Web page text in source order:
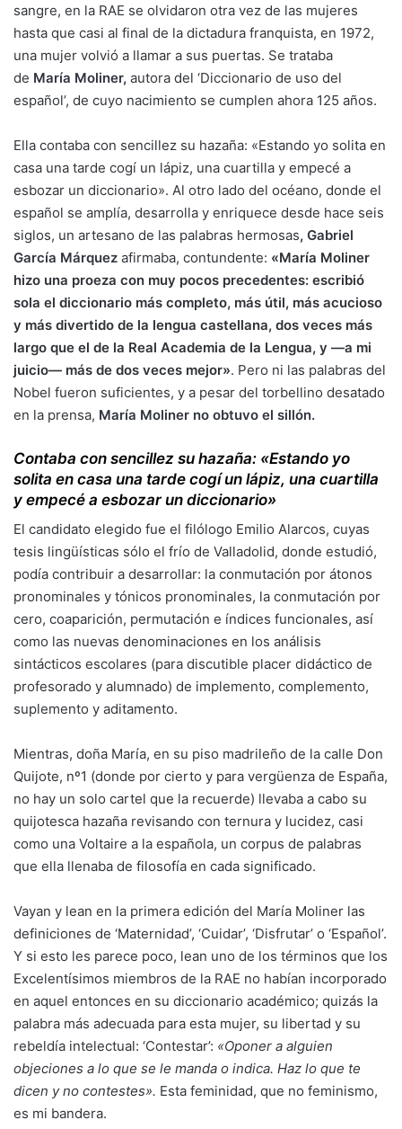
sangre, en la RAE se olvidaron otra vez de las mujeres
hasta que casi al final de la dictadura franquista, en 1972,
una mujer volvió a llamar a sus puertas. Se trataba
de María Moliner, autora del ‘Diccionario de uso del
español’, de cuyo nacimiento se cumplen ahora 125 años.
Ella contaba con sencillez su hazaña: «Estando yo solita en
casa una tarde cogí un lápiz, una cuartilla y empecé a
esbozar un diccionario». Al otro lado del océano, donde el
español se amplía, desarrolla y enriquece desde hace seis
siglos, un artesano de las palabras hermosas, Gabriel
García Márquez afirmaba, contundente: «María Moliner
hizo una proeza con muy pocos precedentes: escribió
sola el diccionario más completo, más útil, más acucioso
y más divertido de la lengua castellana, dos veces más
largo que el de la Real Academia de la Lengua, y —a mi
juicio— más de dos veces mejor». Pero ni las palabras del
Nobel fueron suficientes, y a pesar del torbellino desatado
en la prensa, María Moliner no obtuvo el sillón.
Contaba con sencillez su hazaña: «Estando yo
solita en casa una tarde cogí un lápiz, una cuartilla
y empecé a esbozar un diccionario»
El candidato elegido fue el filólogo Emilio Alarcos, cuyas
tesis lingüísticas sólo el frío de Valladolid, donde estudió,
podía contribuir a desarrollar: la conmutación por átonos
pronominales y tónicos pronominales, la conmutación por
cero, coaparición, permutación e índices funcionales, así
como las nuevas denominaciones en los análisis
sintácticos escolares (para discutible placer didáctico de
profesorado y alumnado) de implemento, complemento,
suplemento y aditamento.
Mientras, doña María, en su piso madrileño de la calle Don
Quijote, nº1 (donde por cierto y para vergüenza de España,
no hay un solo cartel que la recuerde) llevaba a cabo su
quijotesca hazaña revisando con ternura y lucidez, casi
como una Voltaire a la española, un corpus de palabras
que ella llenaba de filosofía en cada significado.
Vayan y lean en la primera edición del María Moliner las
definiciones de ‘Maternidad’, ‘Cuidar’, ‘Disfrutar’ o ‘Español’.
Y si esto les parece poco, lean uno de los términos que los
Excelentísimos miembros de la RAE no habían incorporado
en aquel entonces en su diccionario académico; quizás la
palabra más adecuada para esta mujer, su libertad y su
rebeldía intelectual: ‘Contestar’: «Oponer a alguien
objeciones a lo que se le manda o indica. Haz lo que te
dicen y no contestes». Esta feminidad, que no feminismo,
es mi bandera.